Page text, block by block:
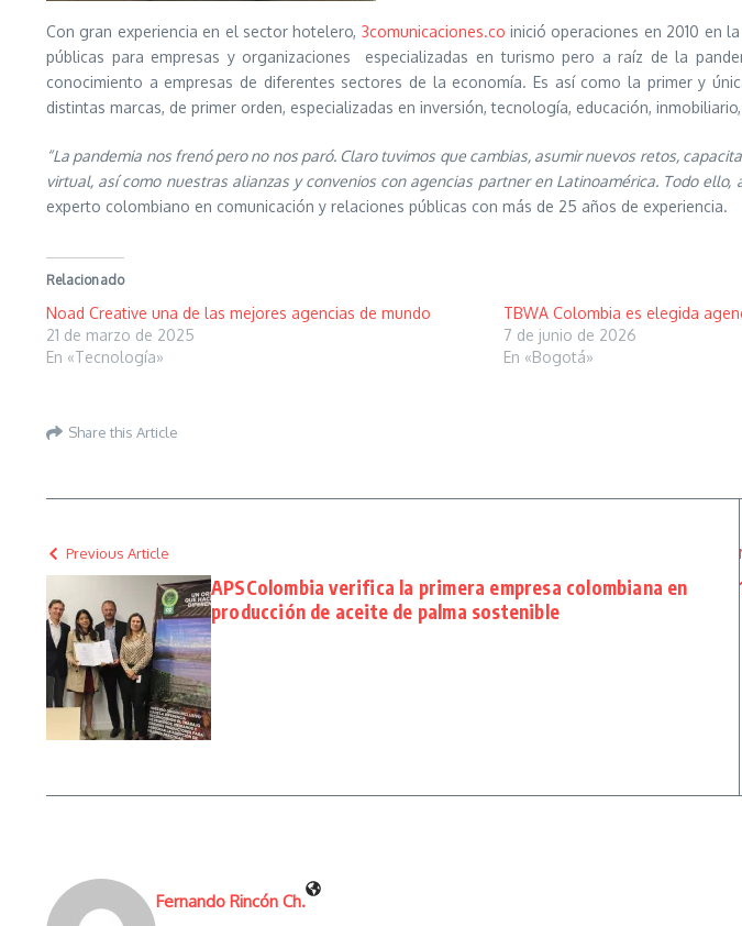
Con gran experiencia en el sector hotelero, 3comunicaciones.co inició operaciones en 2010 en
públicas para empresas y organizaciones especializadas en turismo pero a raíz de la
conocimiento a empresas de diferentes sectores de la economía. Es así como la primer y
distintas marcas, de primer orden, especializadas en inversión, tecnología, educación,
“La pandemia nos frenó pero no nos paró. Claro tuvimos que cambias, asumir nuevos retos,
virtual, así como nuestras alianzas y convenios con agencias partner en Latinoamérica. Todo
experto colombiano en comunicación y relaciones públicas con más de 25 años de experiencia.
Relacionado
Noad Creative una de las mejores agencias de mundo
21 de marzo de 2025
En «Tecnología»
TBWA Colombia es elegida
7 de junio de 2026
En «Bogotá»
Share this Article
Previous Article
APSColombia verifica la primera empresa colombiana en
producción de aceite de palma sostenible
Fernando Rincón Ch.